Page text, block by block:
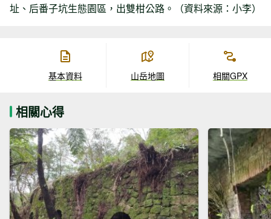
址、后番子坑生態園區，出雙柑公路。（資料來源：小李）
基本資料 山岳地圖 相關GPX
相關心得